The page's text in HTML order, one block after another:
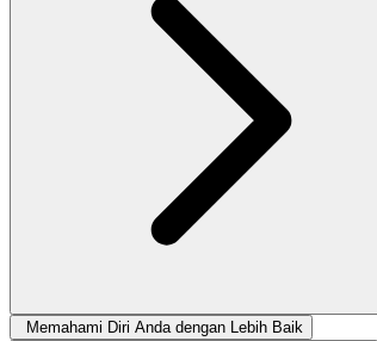
Memahami Diri Anda dengan Lebih Baik